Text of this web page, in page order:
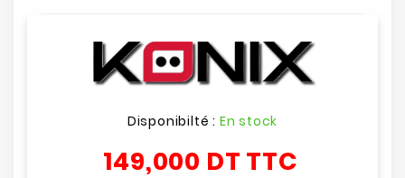
Disponibilté : En stock
149,000 DT TTC